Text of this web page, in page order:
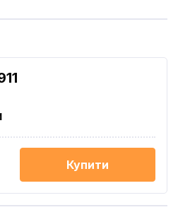
Купити